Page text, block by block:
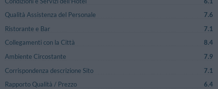
Qualità Assistenza del Personale
7.6
Ristorante e Bar
7.1
Collegamenti con la Città
8.4
Ambiente Circostante
7.9
Corrispondenza descrizione Sito
7.1
Rapporto Qualità / Prezzo
6.4